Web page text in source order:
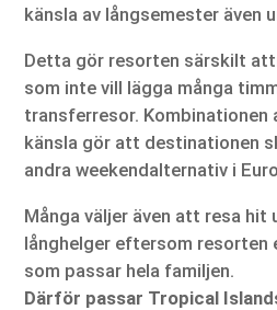
känsla av långsemester även
Detta gör resorten särskilt
som inte vill lägga många
transferresor. Kombinationen
känsla gör att destinationen
andra weekendalternativ i
Många väljer även att resa hit
långhelger eftersom
som passar hela familjen.
Därför passar Tropical